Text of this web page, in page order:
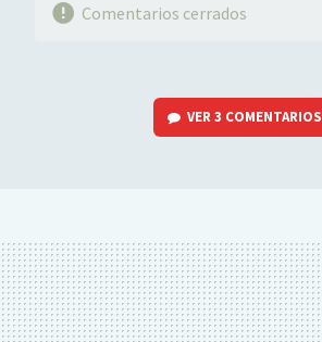
Comentarios cerrados
VER3 COMENTARIOS